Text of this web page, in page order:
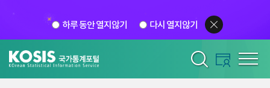
하루 동안 열지않기 다시 열지않기